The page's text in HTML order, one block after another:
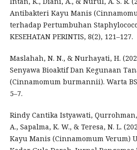
Antibakteri Kayu Manis
terhadap Pertumbuhan
KESEHATAN PERINTIS, 8(2), 121–127.
Maslahah, N. N., & Nurhayati, H.
Senyawa Bioaktif Dan Kegunaan
(Cinnamomum burmannii). Warta
5–7.
Rindy Cantika Istyawati, Qurrohman,
A., Sapalma, K. W., & Teresa, N. L.
Kayu Manis (Cinnamomum Verum)